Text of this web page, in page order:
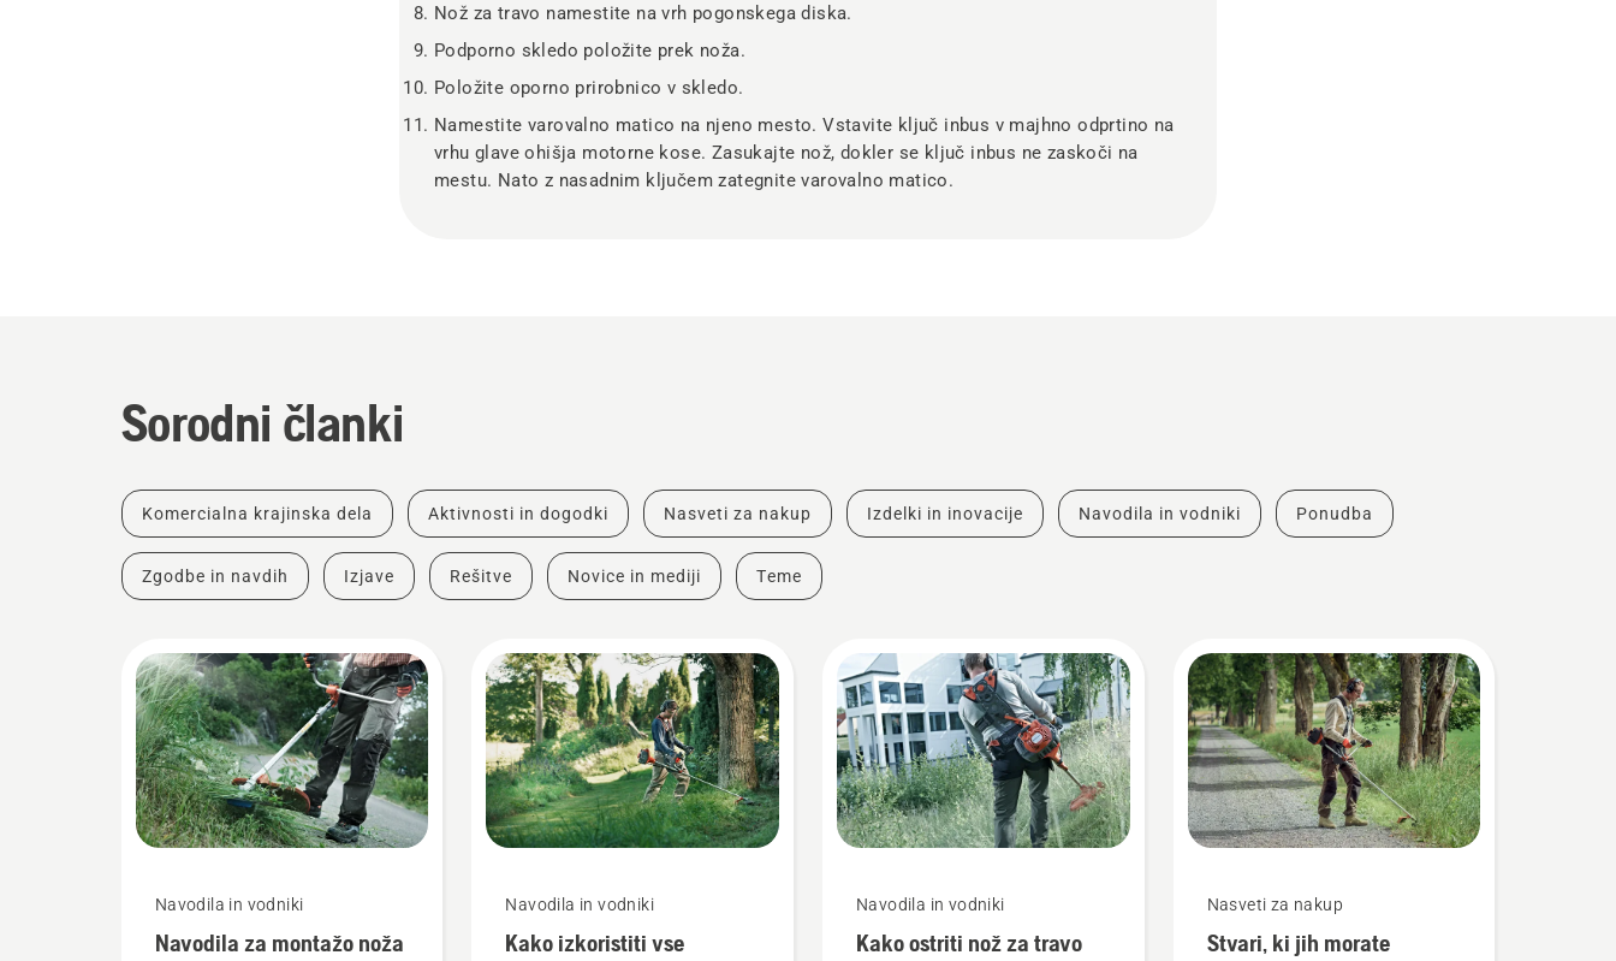
Nož za travo namestite na vrh pogonskega diska.
Podporno skledo položite prek noža.
Položite oporno prirobnico v skledo.
Namestite varovalno matico na njeno mesto. Vstavite ključ inbus v majhno odprtino na
vrhu glave ohišja motorne kose. Zasukajte nož, dokler se ključ inbus ne zaskoči na
mestu. Nato z nasadnim ključem zategnite varovalno matico.
Sorodni članki
Komercialna krajinska dela Aktivnosti in dogodki Nasveti za nakup Izdelki in inovacije Navodila in vodniki Ponudba
Zgodbe in navdih Izjave Rešitve Novice in mediji Teme
Navodila in vodniki
Navodila za montažo noža
Navodila in vodniki
Kako izkoristiti vse
Navodila in vodniki
Kako ostriti nož za travo
Nasveti za nakup
Stvari, ki jih morate